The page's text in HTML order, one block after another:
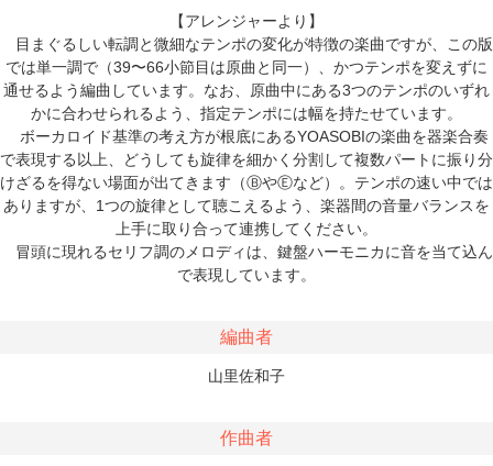
【アレンジャーより】
目まぐるしい転調と微細なテンポの変化が特徴の楽曲ですが、この版
では単一調で（39〜66小節目は原曲と同一）、かつテンポを変えずに
通せるよう編曲しています。なお、原曲中にある3つのテンポのいずれ
かに合わせられるよう、指定テンポには幅を持たせています。
ボーカロイド基準の考え方が根底にあるYOASOBIの楽曲を器楽合奏
で表現する以上、どうしても旋律を細かく分割して複数パートに振り分
けざるを得ない場面が出てきます（ⒷやⒺなど）。テンポの速い中では
ありますが、1つの旋律として聴こえるよう、楽器間の音量バランスを
上手に取り合って連携してください。
冒頭に現れるセリフ調のメロディは、鍵盤ハーモニカに音を当て込ん
で表現しています。
編曲者
山里佐和子
作曲者